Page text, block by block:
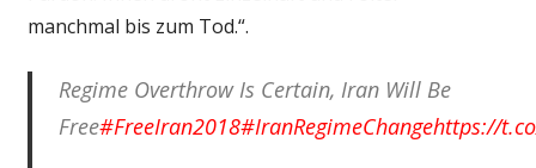
manchmal bis zum Tod.“.
Regime Overthrow Is Certain, Iran Will Be
Free#FreeIran2018#IranRegimeChangehttps://